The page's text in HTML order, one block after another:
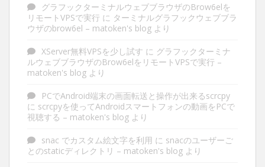
グラフックターミナルウェブブラウザのBrow6elを
リモートVPSで実行 に ターミナルグラフックウェブブラ
ウザのbrow6el – matoken's blog より
XServer無料VPSを少し試す に グラフックターミナ
ルウェブブラウザのBrow6elをリモートVPSで実行 –
matoken's blog より
PCでAndroid端末の画面転送と操作が出来るscrcpy
に scrcpyを使ってAndroidスマートフォンの動画をPCで
視聴する – matoken's blog より
snac でカスタム絵文字を利用 に snacのユーザーご
とのstaticディレクトリ – matoken's blog より